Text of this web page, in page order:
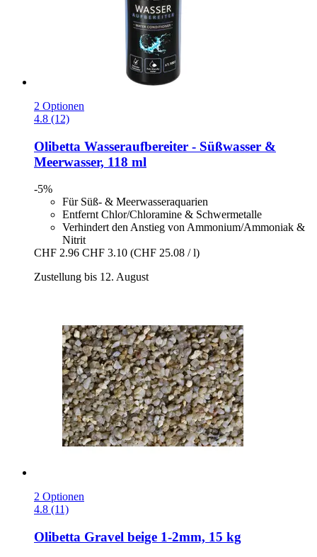
2 Optionen
4.8 (12)
Olibetta Wasseraufbereiter -​ Süßwasser &
Meerwasser, 118 ml
-5%
Für Süß- & Meerwasseraquarien
Entfernt Chlor/Chloramine & Schwermetalle
Verhindert den Anstieg von Ammonium/Ammoniak &
Nitrit
CHF 2.96 CHF 3.10 (CHF 25.08 / l)
Zustellung bis 12. August
2 Optionen
4.8 (11)
Olibetta Gravel beige 1-​2mm, 15 kg